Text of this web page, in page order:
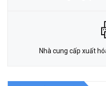
Nhà cung cấp xuất